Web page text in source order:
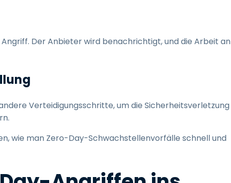
Der Anbieter wird benachrichtigt, und die Arbeit an
Verteidigungsschritte, um die Sicherheitsverletzung
wie man Zero-Day-Schwachstellenvorfälle schnell und